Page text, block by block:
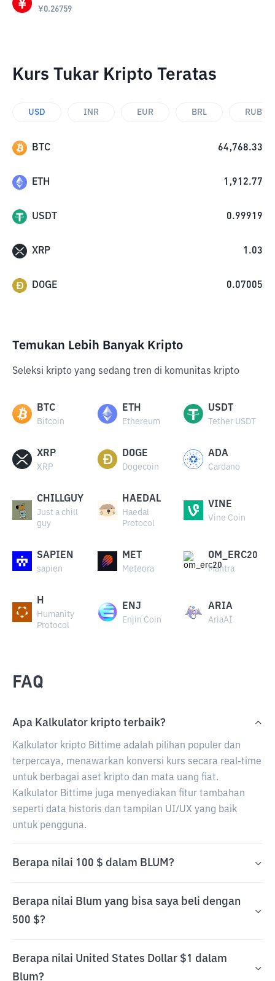
¥0.26759
Kurs Tukar Kripto Teratas
USD INR EUR BRL RUB
BTC 64,768.33
ETH 1,912.77
USDT 0.99919
XRP 1.03
DOGE 0.07005
Temukan Lebih Banyak Kripto
Seleksi kripto yang sedang tren di komunitas kripto
BTC
Bitcoin
ETH
Ethereum
USDT
Tether USDT
XRP
XRP
DOGE
Dogecoin
ADA
Cardano
CHILLGUY
Just a chill
guy
HAEDAL
Haedal
Protocol
VINE
Vine Coin
SAPIEN
sapien
MET
Meteora
OM_ERC20
Mantra
H
Humanity
Protocol
ENJ
Enjin Coin
ARIA
AriaAI
FAQ
Apa Kalkulator kripto terbaik?
Kalkulator kripto Bittime adalah pilihan populer dan
terpercaya, menawarkan konversi kurs secara real-time
untuk berbagai aset kripto dan mata uang fiat.
Kalkulator Bittime juga menyediakan fitur tambahan
seperti data historis dan tampilan UI/UX yang baik
untuk pengguna.
Berapa nilai 100 $ dalam BLUM?
Berapa nilai Blum yang bisa saya beli dengan
500 $?
Berapa nilai United States Dollar $1 dalam
Blum?